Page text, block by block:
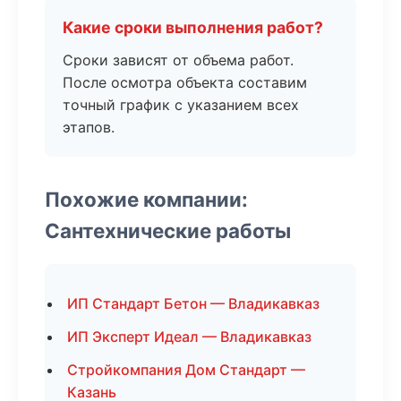
Какие сроки выполнения работ?
Сроки зависят от объема работ.
После осмотра объекта составим
точный график с указанием всех
этапов.
Похожие компании:
Сантехнические работы
ИП Стандарт Бетон — Владикавказ
ИП Эксперт Идеал — Владикавказ
Стройкомпания Дом Стандарт —
Казань